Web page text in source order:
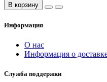
В корзину
Информация
О нас
Информация о
Служба поддержки